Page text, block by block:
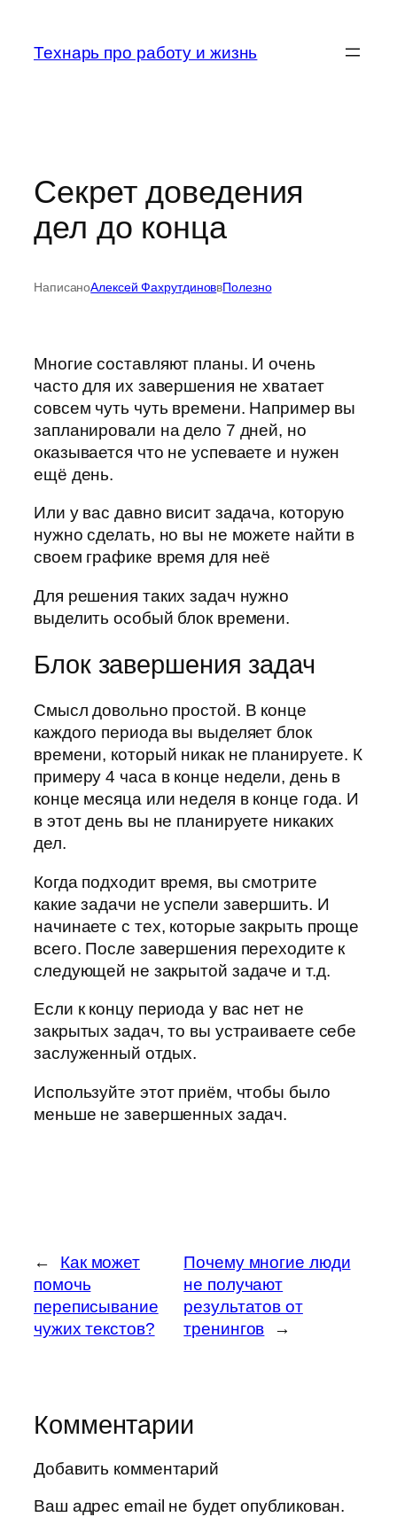
содержимому
Технарь про работу и жизнь
Секрет доведения
дел до конца
НаписаноАлексей ФахрутдиноввПолезно
Многие составляют планы. И очень
часто для их завершения не хватает
совсем чуть чуть времени. Например вы
запланировали на дело 7 дней, но
оказывается что не успеваете и нужен
ещё день.
Или у вас давно висит задача, которую
нужно сделать, но вы не можете найти в
своем графике время для неё
Для решения таких задач нужно
выделить особый блок времени.
Блок завершения задач
Смысл довольно простой. В конце
каждого периода вы выделяет блок
времени, который никак не планируете. К
примеру 4 часа в конце недели, день в
конце месяца или неделя в конце года. И
в этот день вы не планируете никаких
дел.
Когда подходит время, вы смотрите
какие задачи не успели завершить. И
начинаете с тех, которые закрыть проще
всего. После завершения переходите к
следующей не закрытой задаче и т.д.
Если к концу периода у вас нет не
закрытых задач, то вы устраиваете себе
заслуженный отдых.
Используйте этот приём, чтобы было
меньше не завершенных задач.
←
Как может
помочь
переписывание
чужих текстов?
Почему многие люди
не получают
результатов от
тренингов
→
Комментарии
Добавить комментарий
Ваш адрес email не будет опубликован.